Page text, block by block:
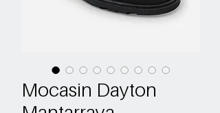
Mocasin Dayton